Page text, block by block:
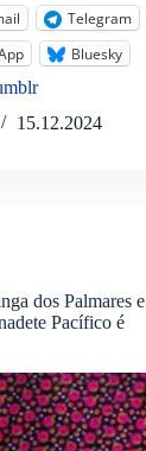
Telegram
Bluesky
15.12.2024
dos Palmares e
Pacífico é